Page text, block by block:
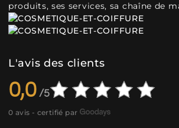
produits, ses services, sa chaîne de
L'avis des clients
0,0
0 avis - certifié par